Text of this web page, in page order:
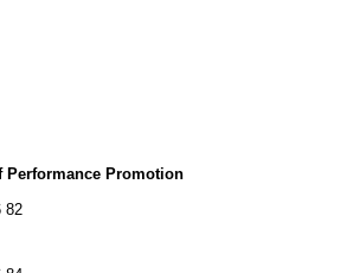
Performance Promotion
82